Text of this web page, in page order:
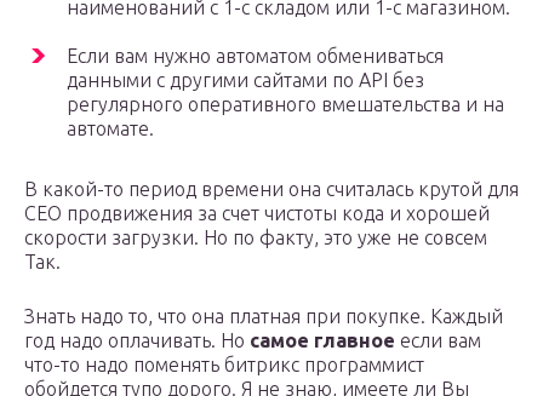
наименований с 1-с складом или 1-с магазином.
Если вам нужно автоматом обмениваться
данными с другими сайтами по API без
регулярного оперативного вмешательства и на
автомате.
В какой-то период времени она считалась крутой для
СЕО продвижения за счет чистоты кода и хорошей
скорости загрузки. Но по факту, это уже не совсем
Так.
Знать надо то, что она платная при покупке. Каждый
год надо оплачивать. Но самое главное если вам
что-то надо поменять битрикс программист
обойдется тупо дорого. Я не знаю, имеете ли Вы